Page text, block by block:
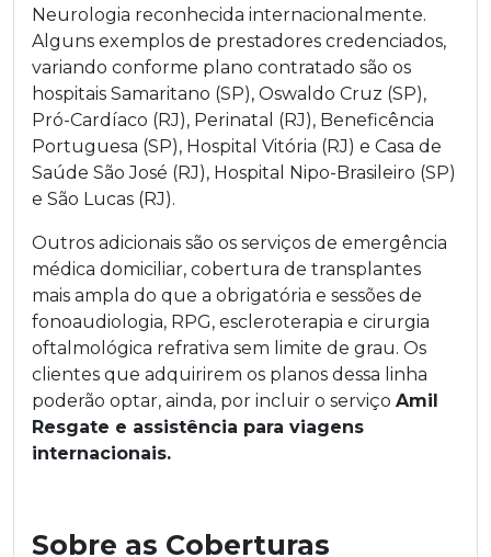
Neurologia reconhecida internacionalmente.
Alguns exemplos de prestadores credenciados,
variando conforme plano contratado são os
hospitais Samaritano (SP), Oswaldo Cruz (SP),
Pró-Cardíaco (RJ), Perinatal (RJ), Beneficência
Portuguesa (SP), Hospital Vitória (RJ) e Casa de
Saúde São José (RJ), Hospital Nipo-Brasileiro (SP)
e São Lucas (RJ).
Outros adicionais são os serviços de emergência
médica domiciliar, cobertura de transplantes
mais ampla do que a obrigatória e sessões de
fonoaudiologia, RPG, escleroterapia e cirurgia
oftalmológica refrativa sem limite de grau. Os
clientes que adquirirem os planos dessa linha
poderão optar, ainda, por incluir o serviço Amil
Resgate e assistência para viagens
internacionais.
Sobre as Coberturas